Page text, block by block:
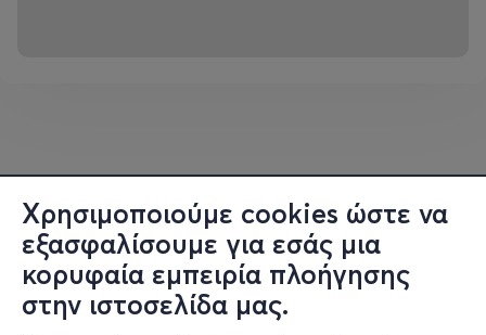
Χρησιμοποιούμε cookies ώστε να
εξασφαλίσουμε για εσάς μια
κορυφαία εμπειρία πλοήγησης
στην ιστοσελίδα μας.
βιομηχανία της μόδας, του κινηματογράφου, του
θεάτρου και της διαφήμισης. Η εμπειρία του
περιλαμβάνει συνεργασίες με διεθνή brands και
συμμετοχές σε fashion shows, φωτογραφίσεις και
κινηματογραφικές παραγωγές.